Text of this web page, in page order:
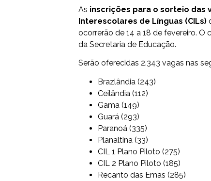
As inscrições para o sorteio das
Interescolares de Línguas (CILs)
ocorrerão de 14 a 18 de fevereiro.
da Secretaria de Educação.
Serão oferecidas 2.343 vagas nas
Brazlândia (243)
Ceilândia (112)
Gama (149)
Guará (293)
Paranoá (335)
Planaltina (33)
CIL 1 Plano Piloto (275)
CIL 2 Plano Piloto (185)
Recanto das Emas (285)